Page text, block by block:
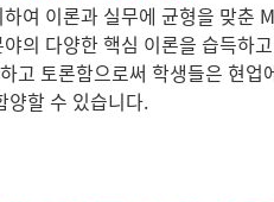
여 이론과 실무에 균형을 맞춘
의 다양한 핵심 이론을 습득하고
고 토론함으로써 학생들은 현업
양할 수 있습니다.